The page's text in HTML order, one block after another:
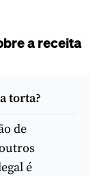
a receita
torta?
de
é